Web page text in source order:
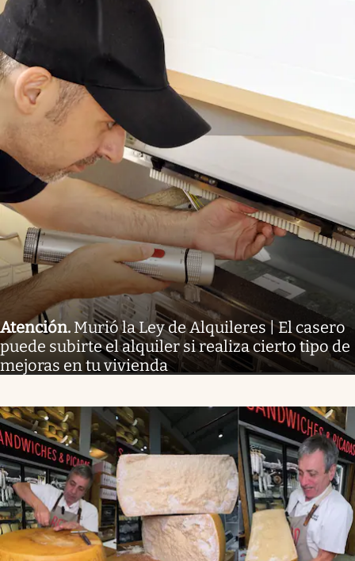
Atención. Murió la Ley de Alquileres | El casero
puede subirte el alquiler si realiza cierto tipo de
mejoras en tu vivienda